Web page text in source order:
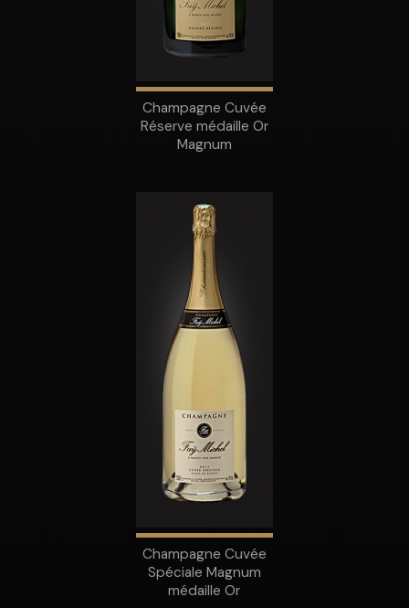
Champagne Cuvée
Réserve médaille Or
Magnum
Champagne Cuvée
Spéciale Magnum
médaille Or